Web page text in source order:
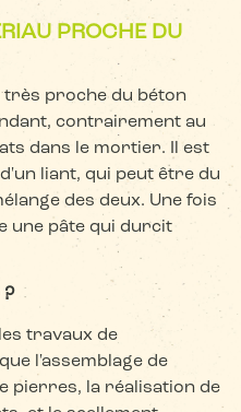
PROCHE DU
proche du béton
contrairement au
dans le mortier. Il est
liant, qui peut être du
des deux. Une fois
une pâte qui durcit
travaux de
l'assemblage de
pierres, la réalisation de